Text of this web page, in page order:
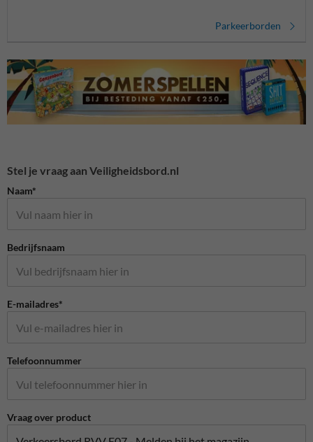
Parkeerborden
Stel je vraag aan Veiligheidsbord.nl
Naam*
Bedrijfsnaam
E-mailadres*
Telefoonnummer
Vraag over product